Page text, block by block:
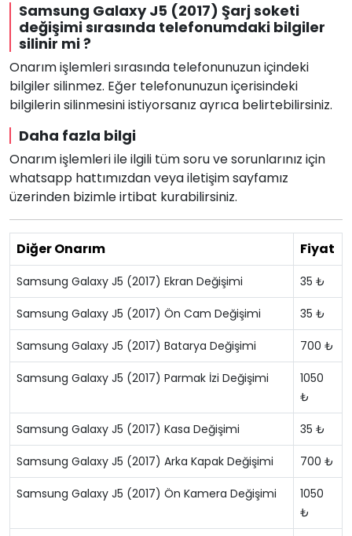
Samsung Galaxy J5 (2017) Şarj soketi
değişimi sırasında telefonumdaki bilgiler
silinir mi ?
Onarım işlemleri sırasında telefonunuzun içindeki
bilgiler silinmez. Eğer telefonunuzun içerisindeki
bilgilerin silinmesini istiyorsanız ayrıca belirtebilirsiniz.
Daha fazla bilgi
Onarım işlemleri ile ilgili tüm soru ve sorunlarınız için
whatsapp hattımızdan veya iletişim sayfamız
üzerinden bizimle irtibat kurabilirsiniz.
Diğer Onarım Fiyat
Samsung Galaxy J5 (2017) Ekran Değişimi 35 ₺
Samsung Galaxy J5 (2017) Ön Cam Değişimi 35 ₺
Samsung Galaxy J5 (2017) Batarya Değişimi 700 ₺
Samsung Galaxy J5 (2017) Parmak İzi Değişimi
1050
₺
Samsung Galaxy J5 (2017) Kasa Değişimi 35 ₺
Samsung Galaxy J5 (2017) Arka Kapak Değişimi 700 ₺
Samsung Galaxy J5 (2017) Ön Kamera Değişimi
1050
₺